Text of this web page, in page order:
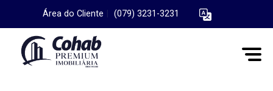
Área do Cliente (079) 3231-3231